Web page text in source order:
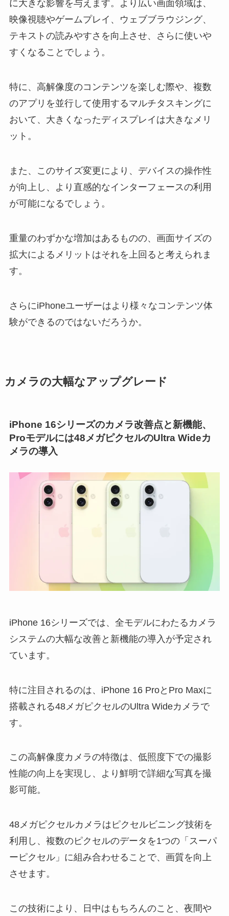
に大きな影響を与えます。より広い画面領域は、
映像視聴やゲームプレイ、ウェブブラウジング、
テキストの読みやすさを向上させ、さらに使いや
すくなることでしょう。
特に、高解像度のコンテンツを楽しむ際や、複数
のアプリを並行して使用するマルチタスキングに
おいて、大きくなったディスプレイは大きなメリ
ット 。
また、このサイズ変更により、 デバイスの操作性
が向上 し、より直感的なインターフェースの利用
が可能になるでしょう。
重量のわずかな増加はあるものの、画面サイズの
拡大によるメリットはそれを上回ると考えられま
す。
さらにiPhoneユーザーはより様々なコンテンツ体
験ができるのではないだろうか。
カメラの大幅なアップグレード
iPhone 16シリーズのカメラ改善点と新機能、
Proモデルには48メガピクセルのUltra Wideカ
メラの導入
iPhone 16シリーズでは、 全モデルにわたるカメラ
システムの大幅な改善と新機能の導入が予定 され
ています。
特に注目されるのは、iPhone 16 ProとPro Maxに
搭載される48メガピクセルのUltra Wideカメラ で
す。
この高解像度カメラの特徴は、 低照度下での撮影
性能の向上を実現し、より鮮明で詳細な写真を撮
影可能。
48メガピクセルカメラは ピクセルビニング技術を
利用し、複数のピクセルのデータを1つの「 スーパ
ーピクセル」に組み合わせることで、画質を向上
させます。
この技術により、日中はもちろんのこと、 夜間や